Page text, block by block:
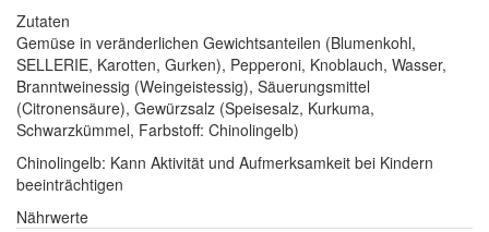
Zutaten
Gemüse in veränderlichen Gewichtsanteilen (Blumenkohl,
SELLERIE, Karotten, Gurken), Pepperoni, Knoblauch, Wasser,
Branntweinessig (Weingeistessig), Säuerungsmittel
(Citronensäure), Gewürzsalz (Speisesalz, Kurkuma,
Schwarzkümmel, Farbstoff: Chinolingelb)
Chinolingelb: Kann Aktivität und Aufmerksamkeit bei Kindern
beeinträchtigen
Nährwerte